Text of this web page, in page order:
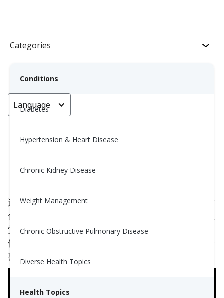
Categories
Conditions
Diabetes
Hypertension & Heart Disease
Chronic Kidney Disease
Weight Management
Chronic Obstructive Pulmonary Disease
Diverse Health Topics
Health Topics
Language
直觉式练习：你会爱上它！
Yiwen Lu, MS, RD
近年来，正念饮食的概念逐渐流行，成为改善我们与
食物关系和更好理解身体需求的方式。但你听说过直
觉运动吗？它分享了相同的原则，并能对我们的整体
健康和心理福祉产生类似的积极影响。相信我，你会
喜欢它的！